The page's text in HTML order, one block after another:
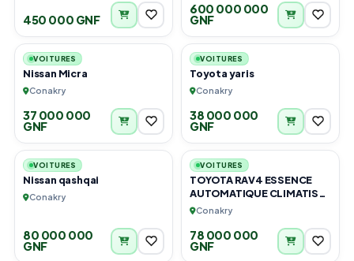
450 000 GNF
600 000 000
GNF
3
VOITURES
Nissan Micra
Conakry
37 000 000
GNF
4
VOITURES
Toyota yaris
Conakry
38 000 000
GNF
4
VOITURES
Nissan qashqai
Conakry
80 000 000
GNF
6
VOITURES
TOYOTA RAV4 ESSENCE
AUTOMATIQUE CLIMATISÉE
OCCASION GUINÉENNE EN
Conakry
78 000 000
GNF
6 5